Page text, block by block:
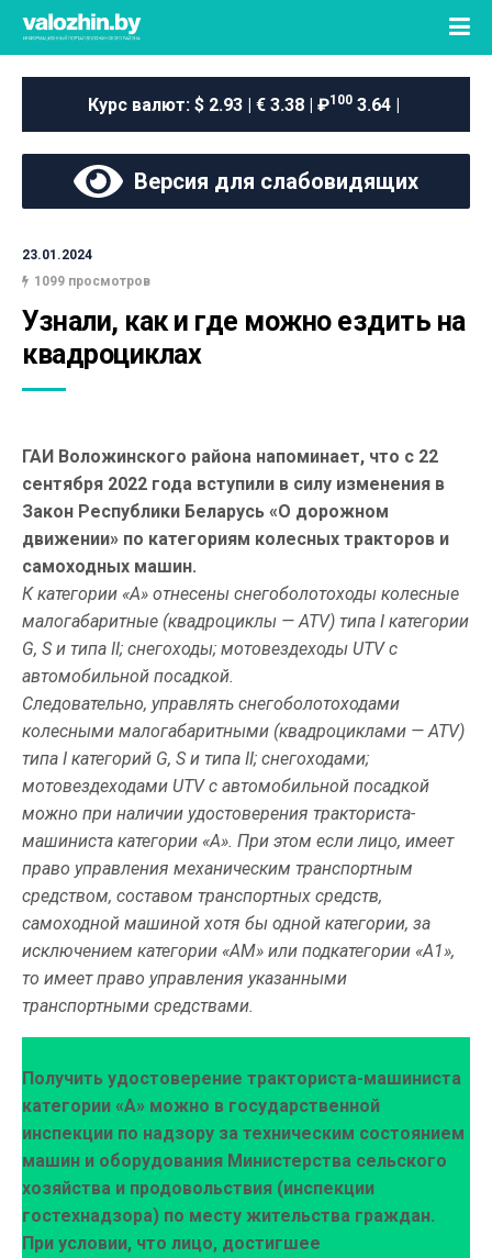
Курс валют: $ 2.93 | € 3.38 | ₽100 3.64 |
Версия для слабовидящих
23.01.2024
1099 просмотров
Узнали, как и где можно ездить на
квадроциклах
ГАИ Воложинского района напоминает, что с 22
сентября 2022 года вступили в силу изменения в
Закон Республики Беларусь «О дорожном
движении» по категориям колесных тракторов и
самоходных машин.
К категории «А» отнесены снегоболотоходы колесные
малогабаритные (квадроциклы — ATV) типа I категории
G, S и типа II; снегоходы; мотовездеходы UTV с
автомобильной посадкой.
Следовательно, управлять снегоболотоходами
колесными малогабаритными (квадроциклами — ATV)
типа I категорий G, S и типа II; снегоходами;
мотовездеходами UTV с автомобильной посадкой
можно при наличии удостоверения тракториста-
машиниста категории «А». При этом если лицо, имеет
право управления механическим транспортным
средством, составом транспортных средств,
самоходной машиной хотя бы одной категории, за
исключением категории «AM» или подкатегории «A1»,
то имеет право управления указанными
транспортными средствами.
Получить удостоверение тракториста-машиниста
категории «А» можно в государственной
инспекции по надзору за техническим состоянием
машин и оборудования Министерства сельского
хозяйства и продовольствия (инспекции
гостехнадзора) по месту жительства граждан.
При условии, что лицо, достигшее